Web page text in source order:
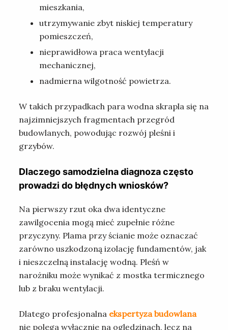
mieszkania,
utrzymywanie zbyt niskiej temperatury
pomieszczeń,
nieprawidłowa praca wentylacji
mechanicznej,
nadmierna wilgotność powietrza.
W takich przypadkach para wodna skrapla się na
najzimniejszych fragmentach przegród
budowlanych, powodując rozwój pleśni i
grzybów.
Dlaczego samodzielna diagnoza często
prowadzi do błędnych wniosków?
Na pierwszy rzut oka dwa identyczne
zawilgocenia mogą mieć zupełnie różne
przyczyny. Plama przy ścianie może oznaczać
zarówno uszkodzoną izolację fundamentów, jak
i nieszczelną instalację wodną. Pleśń w
narożniku może wynikać z mostka termicznego
lub z braku wentylacji.
Dlatego profesjonalna ekspertyza budowlana
nie polega wyłącznie na oględzinach, lecz na